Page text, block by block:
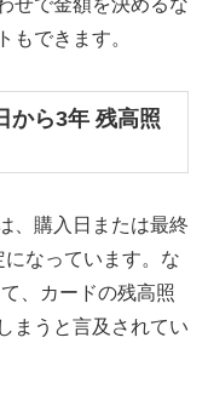
せで金額を決めるな
もできます。
から3年 残高照
、購入日または最終
なっています。な
、カードの残高照
まうと言及されてい